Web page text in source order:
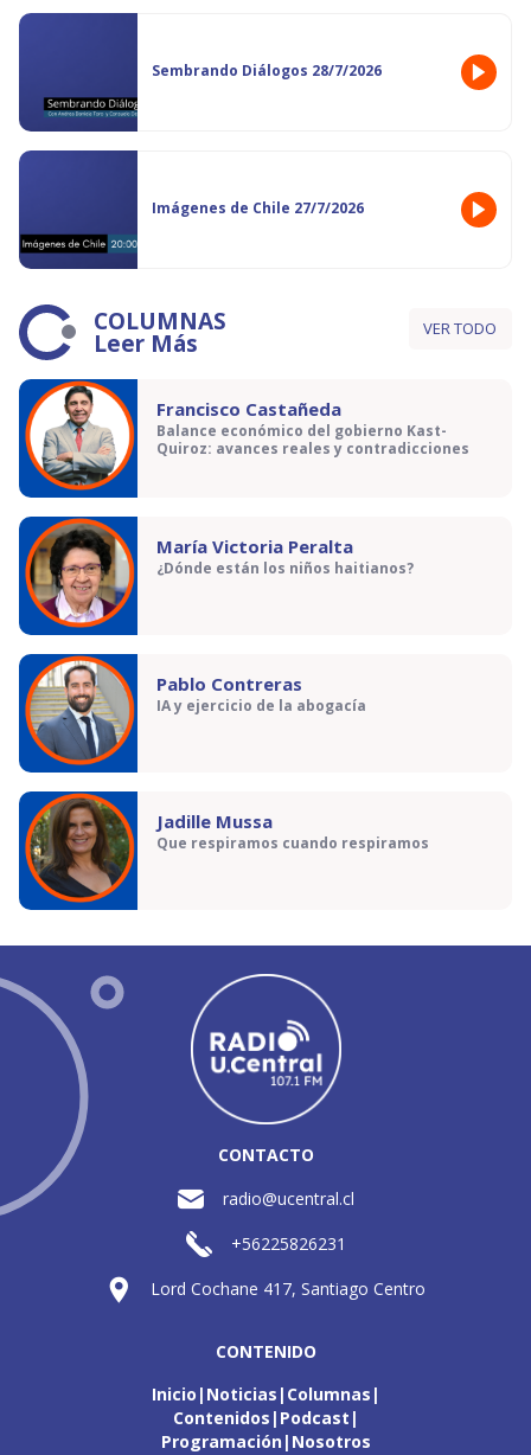
Sembrando Diálogos 28/7/2026
Imágenes de Chile 27/7/2026
COLUMNAS
Leer Más VER TODO
Francisco Castañeda
Balance económico del gobierno Kast-
Quiroz: avances reales y contradicciones
María Victoria Peralta
¿Dónde están los niños haitianos?
Pablo Contreras
IA y ejercicio de la abogacía
Jadille Mussa
Que respiramos cuando respiramos
CONTACTO
radio@ucentral.cl
+56225826231
Lord Cochane 417, Santiago Centro
CONTENIDO
Inicio Noticias Columnas
Contenidos Podcast
Programación Nosotros